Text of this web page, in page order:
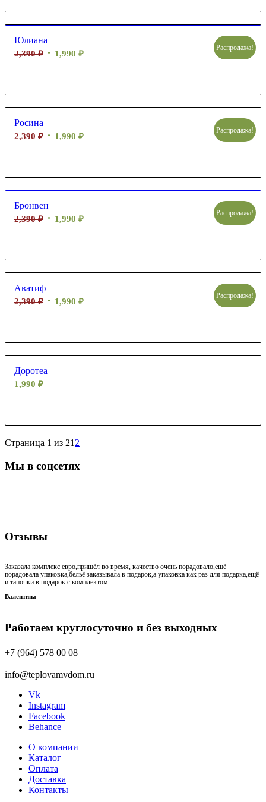
Юлиана
2,390₽ 1,990 ₽
Распродажа!
Росина
2,390₽ 1,990 ₽
Распродажа!
Бронвен
2,390₽ 1,990 ₽
Распродажа!
Аватиф
2,390₽ 1,990 ₽
Распродажа!
Доротеа
1,990 ₽
Страница 1 из 21 2
Мы в соцсетях
Отзывы
Заказала комплекс евро,пришёл во время, качество очень порадовало,ещё
порадовала упаковка,бельё заказывала в подарок,а упаковка как раз для подарка,ещё
и тапочки в подарок с комплектом.
Валентина
Работаем круглосуточно и без выходных
+7 (964) 578 00 08
info@teplovamvdom.ru
Vk
Instagram
Facebook
Behance
О компании
Каталог
Оплата
Доставка
Контакты